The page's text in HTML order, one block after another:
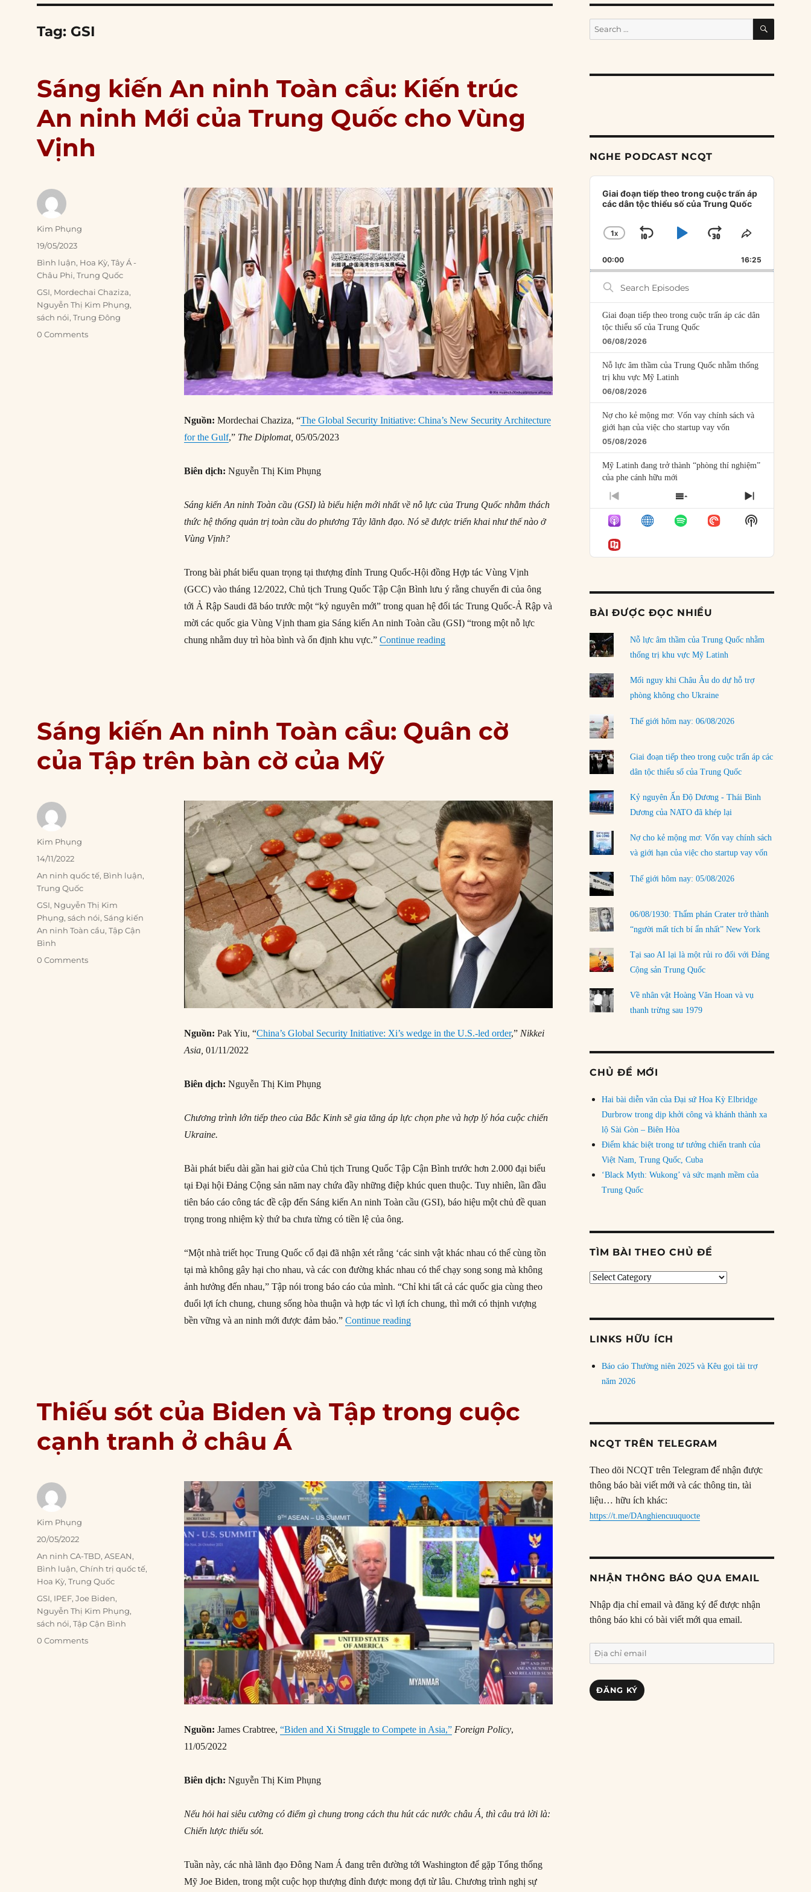
Tag: GSI
Sáng kiến An ninh Toàn cầu: Kiến trúc
An ninh Mới của Trung Quốc cho Vùng
Vịnh
Nguồn: Mordechai Chaziza, “The Global Security Initiative: China’s New Security Architecture
for the Gulf,” The Diplomat,05/05/2023
Biên dịch: Nguyễn Thị Kim Phụng
Sáng kiến An ninh Toàn cầu (GSI) là biểu hiện mới nhất về nỗ lực của Trung Quốc nhằm thách
thức hệ thống quản trị toàn cầu do phương Tây lãnh đạo. Nó sẽ được triển khai như thế nào ở
Vùng Vịnh?
Trong bài phát biểu quan trọng tại thượng đỉnh Trung Quốc-Hội đồng Hợp tác Vùng Vịnh
(GCC) vào tháng 12/2022, Chủ tịch Trung Quốc Tập Cận Bình lưu ý rằng chuyến đi của ông
tới Ả Rập Saudi đã báo trước một “kỷ nguyên mới” trong quan hệ đối tác Trung Quốc-Ả Rập và
mời các quốc gia Vùng Vịnh tham gia Sáng kiến An ninh Toàn cầu (GSI) “trong một nỗ lực
chung nhằm duy trì hòa bình và ổn định khu vực.”Continue reading“Sáng kiến An ninh Toàn cầu: Kiến trúc An ninh Mới của Trung Quốc cho Vùng Vịnh”
Author
Kim Phụng
Posted
on
19/05/2023
Categories
Bình luận, Hoa Kỳ,Tây Á -
Châu Phi,Trung Quốc
Tags
GSI, Mordechai Chaziza,
Nguyễn Thị Kim Phụng,
sách nói,Trung Đông
0 Comments
Sáng kiến An ninh Toàn cầu: Quân cờ
của Tập trên bàn cờ của Mỹ
Nguồn: Pak Yiu, “China’s Global Security Initiative: Xi’s wedge in the U.S.-led order,” Nikkei
Asia, 01/11/2022
Biên dịch: Nguyễn Thị Kim Phụng
Chương trình lớn tiếp theo của Bắc Kinh sẽ gia tăng áp lực chọn phe và hợp lý hóa cuộc chiến
Ukraine.
Bài phát biểu dài gần hai giờ của Chủ tịch Trung Quốc Tập Cận Bình trước hơn 2.000 đại biểu
tại Đại hội Đảng Cộng sản năm nay chứa đầy những điệp khúc quen thuộc. Tuy nhiên, lần đầu
tiên báo cáo công tác đề cập đến Sáng kiến An ninh Toàn cầu (GSI), báo hiệu một chủ đề quan
trọng trong nhiệm kỳ thứ ba chưa từng có tiền lệ của ông.
“Một nhà triết học Trung Quốc cổ đại đã nhận xét rằng ‘các sinh vật khác nhau có thể cùng tồn
tại mà không gây hại cho nhau, và các con đường khác nhau có thể chạy song song mà không
ảnh hưởng đến nhau,” Tập nói trong báo cáo của mình. “Chỉ khi tất cả các quốc gia cùng theo
đuổi lợi ích chung, chung sống hòa thuận và hợp tác vì lợi ích chung, thì mới có thịnh vượng
bền vững và an ninh mới được đảm bảo.”Continue reading“Sáng kiến An ninh Toàn cầu: Quân cờ của Tập trên bàn cờ của Mỹ”
Author
Kim Phụng
Posted
14/11/2022
Categories
An ninh quốc tế, Bình luận,
Trung Quốc
Tags
GSI, Nguyễn Thị Kim
Phụng,sách nói,Sáng kiến
An ninh Toàn cầu,Tập Cận
Bình
0 Comments
Thiếu sót của Biden và Tập trong cuộc
cạnh tranh ở châu Á
Nguồn: James Crabtree,“Biden and Xi Struggle to Compete in Asia,” Foreign Policy,
11/05/2022
Biên dịch: Nguyễn Thị Kim Phụng
Nếu hỏi hai siêu cường có điểm gì chung trong cách thu hút các nước châu Á, thì câu trả lời là:
Chiến lược thiếu sót.
Tuần này, các nhà lãnh đạo Đông Nam Á đang trên đường tới Washington để gặp Tổng thống
Mỹ Joe Biden, trong một cuộc họp thượng đỉnh được mong đợi từ lâu. Chương trình nghị sự
Author
Kim Phụng
Posted
20/05/2022
Categories
An ninh CA-TBD,ASEAN,
Bình luận,Chính trị quốc tế,
Hoa Kỳ,Trung Quốc
Tags
GSI, IPEF,Joe Biden,
Nguyễn Thị Kim Phụng,
sách nói,Tập Cận Bình
0 Comments
Search
for:
SEARCH
NGHE PODCAST NCQT
Audio
Player
Giai đoạn tiếp theo trong cuộc trấn áp
các dân tộc thiểu số của Trung Quốc
CHANGE
RATE
1X
SKIP
BACKWARD
PLAYJUMP
FORWARD
SHARE
EPISODE
00:00 16:25
Search
Episodes
Giai đoạn tiếp theo trong cuộc trấn áp các dân
tộc thiểu số của Trung Quốc
06/08/2026
Nỗ lực âm thầm của Trung Quốc nhằm thống
trị khu vực Mỹ Latinh
06/08/2026
Nợ cho kẻ mộng mơ: Vốn vay chính sách và
giới hạn của việc cho startup vay vốn
05/08/2026
Mỹ Latinh đang trở thành “phòng thí nghiệm”
của phe cánh hữu mới
04/08/2026
Tại sao Trung Quốc phủ nhận cuộc gặp với
Ngoại trưởng Nhật Bản?
04/08/2026
03/08/2026
Đặt cược vào thất bại: Các quỹ đầu tư mạo
rủi ro
02/08/2026
Làm thế nào để kết thúc Chiến tranh Iran?
01/08/2026
Chiến lược kế tiếp của Bắc Kinh ở Biển Đông
31/07/2026
Trật tự thế giới mới: Các nước nhỏ sẽ luôn
phải chịu đựng?
LOAD MORE
PREVIOUS
EPISODE
SHOW
EPISODES
LIST
NEXT
EPISODE
Show
Podcast
BÀI ĐƯỢC ĐỌC NHIỀU
Nỗ lực âm thầm của Trung Quốc nhằm
thống trị khu vực Mỹ Latinh
Mối nguy khi Châu Âu do dự hỗ trợ
phòng không cho Ukraine
Thế giới hôm nay: 06/08/2026
Giai đoạn tiếp theo trong cuộc trấn áp các
dân tộc thiểu số của Trung Quốc
Kỷ nguyên Ấn Độ Dương - Thái Bình
Dương của NATO đã khép lại
Nợ cho kẻ mộng mơ: Vốn vay chính sách
và giới hạn của việc cho startup vay vốn
Thế giới hôm nay: 05/08/2026
06/08/1930: Thẩm phán Crater trở thành
“người mất tích bí ẩn nhất” New York
Tại sao AI lại là một rủi ro đối với Đảng
Cộng sản Trung Quốc
Về nhân vật Hoàng Văn Hoan và vụ
thanh trừng sau 1979
CHỦ ĐỀ MỚI
Hai bài diễn văn của Đại sứ Hoa Kỳ Elbridge
Durbrow trong dịp khởi công và khánh thành xa
lộ Sài Gòn – Biên Hòa
Điểm khác biệt trong tư tưởng chiến tranh của
Việt Nam, Trung Quốc, Cuba
‘Black Myth: Wukong’ và sức mạnh mềm của
Trung Quốc
TÌM BÀI THEO CHỦ ĐỀ
Tìm
LINKS HỮU ÍCH
Báo cáo Thường niên 2025 và Kêu gọi tài trợ
năm 2026
NCQT TRÊN TELEGRAM
Theo dõi NCQT trên Telegram để nhận được
thông báo bài viết mới và các thông tin, tài
liệu… hữu ích khác:
https://t.me/DAnghiencuuquocte
NHẬN THÔNG BÁO QUA EMAIL
Nhập địa chỉ email và đăng ký để được nhận
thông báo khi có bài viết mới qua email.
Địa
chỉ
email
ĐĂNG KÝ